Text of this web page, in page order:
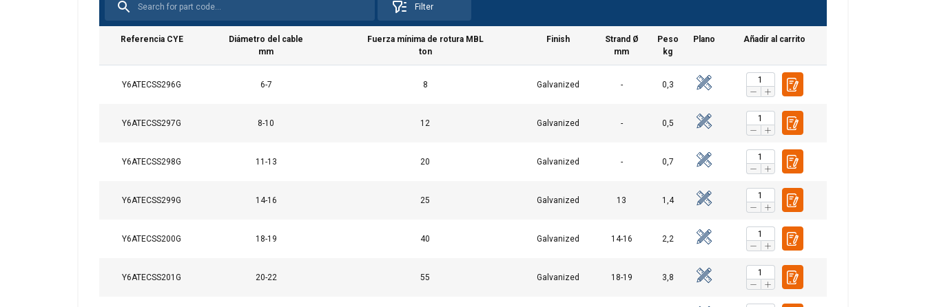
Filter
Referencia CYE
Diámetro del cable
mm
Fuerza mínima de rotura MBL
ton
Finish
Strand Ø
mm
Peso
kg
Plano Añadir al carrito
Y6ATECSS296G 6-7 8 Galvanized - 0,3
Y6ATECSS297G 8-10 12 Galvanized - 0,5
Y6ATECSS298G 11-13 20 Galvanized - 0,7
Y6ATECSS299G 14-16 25 Galvanized 13 1,4
Y6ATECSS200G 18-19 40 Galvanized 14-16 2,2
Y6ATECSS201G 20-22 55 Galvanized 18-19 3,8